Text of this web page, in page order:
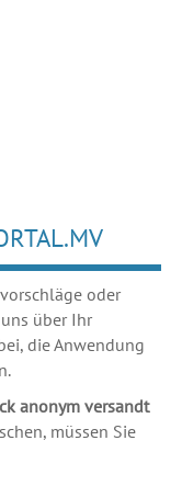
oder
über Ihr
die Anwendung
anonym versandt
müssen Sie